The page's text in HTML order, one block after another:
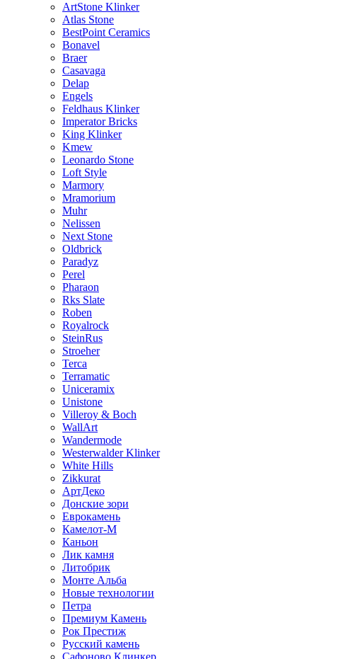
ArtStone Klinker
Atlas Stone
BestPoint Ceramics
Bonavel
Braer
Casavaga
Delap
Engels
Feldhaus Klinker
Imperator Bricks
King Klinker
Kmew
Leonardo Stone
Loft Style
Marmory
Mramorium
Muhr
Nelissen
Next Stone
Oldbrick
Paradyz
Perel
Pharaon
Rks Slate
Roben
Royalrock
SteinRus
Stroeher
Terca
Terramatic
Uniceramix
Unistone
Villeroy & Boch
WallArt
Wandermode
Westerwalder Klinker
White Hills
Zikkurat
АртДеко
Донские зори
Еврокамень
Камелот-М
Каньон
Лик камня
Литобрик
Монте Альба
Новые технологии
Петра
Премиум Камень
Рок Престиж
Русский камень
Сафоново Клинкер